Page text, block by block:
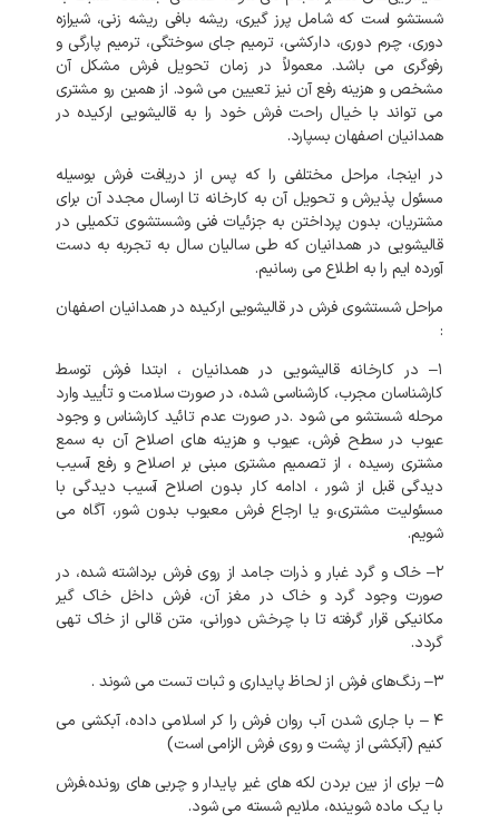
شستشو است که شامل پرز گیری، ریشه بافی ریشه زنی، شیرازه
دوری، چرم دوری، دارکشی، ترمیم جای سوختگی، ترمیم پارگی و
رفوگری می باشد. معمولاً در زمان تحویل فرش مشکل آن
مشخص و هزینه رفع آن نیز تعیین می شود. از همین رو مشتری
می تواند با خیال راحت فرش خود را به قالیشویی ارکیده در
همدانیان اصفهان بسپارد.
در اینجا، مراحل مختلفی را که پس از دریافت فرش بوسیله
مسئول پذیرش و تحویل آن به کارخانه تا ارسال مجدد آن برای
مشتریان، بدون پرداختن به جزئیات فنی وشستشوی تکمیلی در
قالیشویی در همدانیان که طی سالیان سال به تجربه به دست
آورده ایم را به اطلاع می رسانیم.
مراحل شستشوی فرش در قالیشویی ارکیده در همدانیان اصفهان
:
۱– در کارخانه قالیشویی در همدانیان ، ابتدا فرش توسط
کارشناسان مجرب، کارشناسی شده، در صورت سلامت و تأییدوارد
مرحله شستشو می شود .در صورت عدم تائید کارشناس و وجود
عیوب در سطح فرش، عیوب و هزینه های اصلاح آن به سمع
مشتری رسیده ، از تصمیم مشتری مبنی بر اصلاح و رفع آسیب
دیدگی قبل از شور ، ادامه کار بدون اصلاح آسیب دیدگی با
مسئولیت مشتری،و یا ارجاع فرش معیوب بدون شور، آگاه می
شویم.
۲– خاک و گرد غبار و ذرات جامد از روی فرش برداشته شده، در
صورت وجود گرد و خاک در مغز آن، فرش داخل خاک گیر
مکانیکی قرار گرفته تا با چرخش دورانی، متن قالی از خاک تهی
گردد.
۳–رنگ‌های فرش از لحاظ پایداری و ثبات تست می شوند .
۴– با جاری شدن آب روان فرش را کر اسلامی داده، آبکشی می
کنیم (آبکشی از پشت و روی فرش الزامی است)
۵– برای از بین بردن لکه های غیر پایدار و چربی های رونده،فرش
با یک ماده شوینده، ملایمشسته می شود.